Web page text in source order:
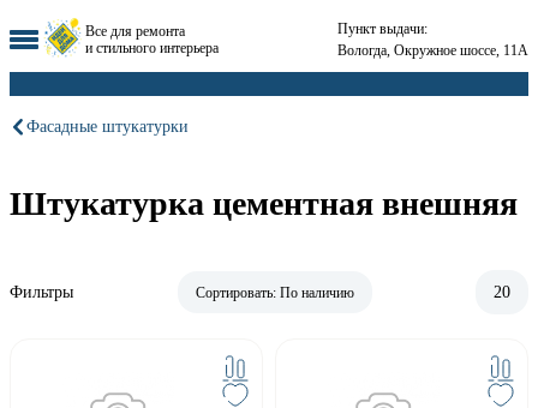
Все для ремонта
и стильного интерьера
Пункт выдачи:
Вологда, Окружное шоссе, 11А
Фасадные штукатурки
Штукатурка цементная внешняя
Фильтры Сортировать: По наличию 20